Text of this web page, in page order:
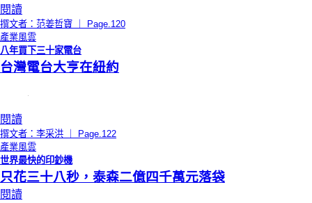
閱讀
撰文者：范姜哲寶 ｜ Page.120
產業風雲
八年買下三十家電台
台灣電台大亨在紐約
閱讀
撰文者：李采洪 ｜ Page.122
產業風雲
世界最快的印鈔機
只花三十八秒，泰森二億四千萬元落袋
閱讀